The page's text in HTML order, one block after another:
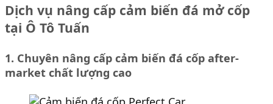
Dịch vụ nâng cấp cảm biến đá mở cốp
tại Ô Tô Tuấn
1. Chuyên nâng cấp cảm biến đá cốp after-
market chất lượng cao